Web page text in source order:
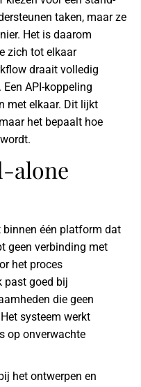
taken, maar ze
Het is daarom
zich tot elkaar
draait volledig
API-koppeling
met elkaar. Dit lijkt
het bepaalt hoe
alone
één platform dat
geen verbinding met
het proces
past goed bij
die geen
systeem werkt
op onverwachte
het ontwerpen en